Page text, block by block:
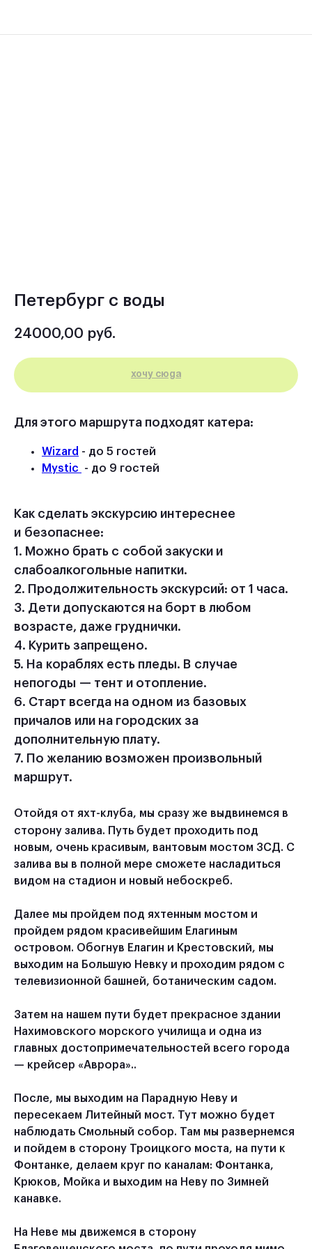
Петербург с воды
24000,00 руб.
ХОЧУ СЮДА
Для этого маршрута подходят катера:
Wizard - до 5 гостей
Mystic
- до 9 гостей
Как сделать экскурсию интереснее
и безопаснее:
1. Можно брать с собой закуски и
слабоалкогольные напитки.
2. Продолжительность экскурсий: от 1 часа.
3. Дети допускаются на борт в любом
возрасте, даже груднички.
4. Курить запрещено.
5. На кораблях есть пледы. В случае
непогоды — тент и отопление.
6. Старт всегда на одном из базовых
причалов или на городских за
дополнительную плату.
7. По желанию возможен произвольный
маршрут.
Отойдя от яхт-клуба, мы сразу же выдвинемся в
сторону залива. Путь будет проходить под
новым, очень красивым, вантовым мостом ЗСД. С
залива вы в полной мере сможете насладиться
видом на стадион и новый небоскреб.
Далее мы пройдем под яхтенным мостом и
пройдем рядом красивейшим Елагиным
островом. Обогнув Елагин и Крестовский, мы
выходим на Большую Невку и проходим рядом с
телевизионной башней, ботаническим садом.
Затем на нашем пути будет прекрасное здании
Нахимовского морского училища и одна из
главных достопримечательностей всего города
— крейсер «Аврора»..
После, мы выходим на Парадную Неву и
пересекаем Литейный мост. Тут можно будет
наблюдать Смольный собор. Там мы развернемся
и пойдем в сторону Троицкого моста, на пути к
Фонтанке, делаем круг по каналам: Фонтанка,
Крюков, Мойка и выходим на Неву по Зимней
канавке.
На Неве мы движемся в сторону